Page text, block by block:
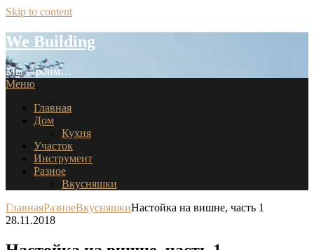
Skip to content
We Building
Мы строим…
Меню
Главная
Дом
Кухня
Участок
Инструмент
Разное
Вкусняшки
ГлавнаяРазноеВкусняшкиНастойка на вишне, часть 1
28.11.2018